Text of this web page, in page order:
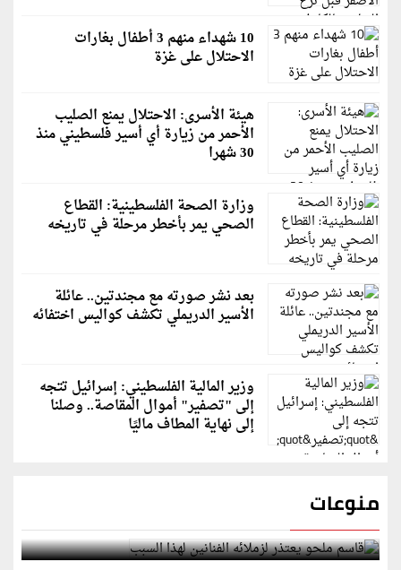
10 شهداء منهم 3 أطفال بغارات
الاحتلال على غزة
هيئة الأسرى: الاحتلال يمنع الصليب
الأحمر من زيارة أي أسير فلسطيني منذ
30 شهرا
وزارة الصحة الفلسطينية: القطاع
الصحي يمر بأخطر مرحلة في تاريخه
بعد نشر صورته مع مجندتين.. عائلة
الأسير الدريملي تكشف كواليس اختفائه
وزير المالية الفلسطيني: إسرائيل تتجه
إلى "تصفير" أموال المقاصة.. وصلنا
إلى نهاية المطاف ماليًا
منوعات
قاسم ملحو يعتذر لزملائه الفنانين لهذا السبب